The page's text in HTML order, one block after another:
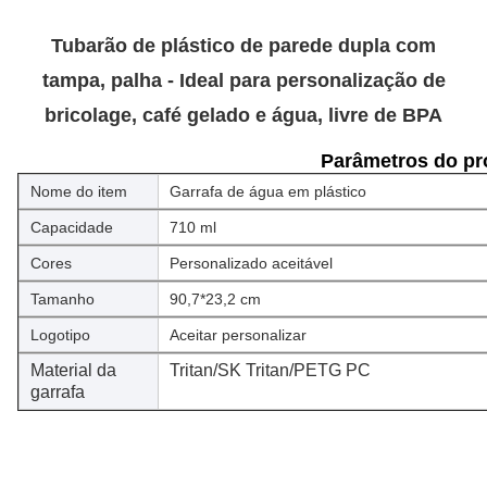
Tubarão de plástico de parede dupla com
tampa, palha - Ideal para personalização de
bricolage, café gelado e água, livre de BPA
Parâmetros do
Nome do item Garrafa de água em plástico
Capacidade 710 ml
Cores Personalizado aceitável
Tamanho 90,7*23,2 cm
Logotipo Aceitar personalizar
Material da
garrafa
Tritan/SK Tritan/PETG PC